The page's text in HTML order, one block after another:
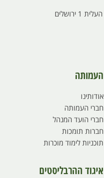
העמותה
אודותינו
חברי העמותה
חברי הועד המנהל
חברות תומכות
תוכניות לימוד מוכרות
איגוד ההרבליסטים